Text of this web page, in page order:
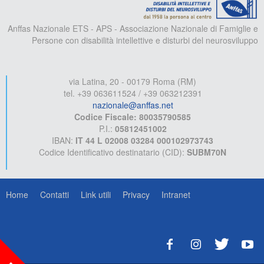
Anffas Nazionale ETS - APS - Associazione Nazionale di Famiglie e
Persone con disabilità intellettive e disturbi del neurosviluppo
via Latina, 20 - 00179 Roma (RM)
tel. +39 063611524 / +39 063212391
nazionale@anffas.net
Codice Fiscale: 80035790585
P.I.: 05812451002
IBAN: IT 44 L 02008 03284 000102973743
Codice Identificativo destinatario (CID): SUBM70N
Home Contatti Link utili Privacy Intranet